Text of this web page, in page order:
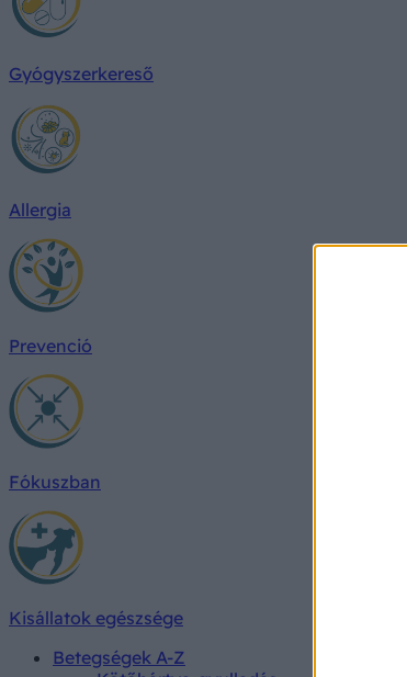
Gyógyszerkereső
Allergia
Prevenció
Fókuszban
Kisállatok egészsége
Betegségek A-Z